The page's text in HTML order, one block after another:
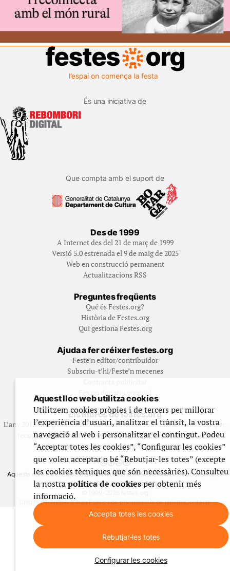
És una iniciativa de
Que compta amb el suport de
Des de 1999
A Internet des del 21 de març de 1999
Versió 5.0 estrenada el 9 de maig de 2025
Web en construcció permanent
Actualitzacions RSS
Preguntes freqüents
Qué és Festes.org?
Història de Festes.org
Qui gestiona Festes.org
Ajuda a fer créixer festes.org
Feste’n editor/contribuidor
Subscriu-t’hi/Feste’n mecenes
Fes un donatiu puntual
Els llibres de festes.org
L’any 2012 vam posar en marxa una col·lecció editorial en format paper,
recuperant i ampliant materials que fins aleshores havien estat
exclusivament accessibles al nostre espai web. [+]
Aquesta obra està subjecta a una llicència de Reconeixement No Comercial -
CompartirIgual 4.0 de Creative Commons
Crèdits del webAvís legalPolítica de privadesaÚs de galetesContacte
Aquest lloc web utilitza cookies
Utilitzem cookies pròpies i de tercers per millorar
l’experiència d’usuari, analitzar el trànsit, la vostra
navegació al web i personalitzar el contingut. Podeu
“Acceptar totes les cookies”, “Configurar les cookies”
que voleu acceptar o bé “Rebutjar-les totes” (excepte
les cookies tècniques que són necessàries). Consulteu
la nostrapolítica de cookiesper obtenir més
informació.
Accepta totes les cookies
Rebutjar-les totes
Configurar les cookies